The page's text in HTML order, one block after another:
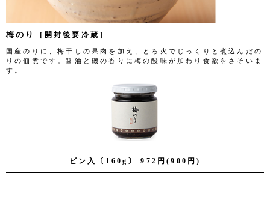
ビン入〔160g〕 972円(900円)
梅のり ［開封後要冷蔵］
国産のりに、梅干しの果肉を加え、とろ火でじっくりと煮込んだの
りの佃煮です。醤油と磯の香りに梅の酸味が加わり食欲をさそいま
す。